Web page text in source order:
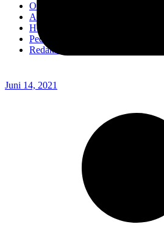
OPINI
Advertorial
Headline
Pedoman Media Ciber
Redaksi
Juni 14, 2021